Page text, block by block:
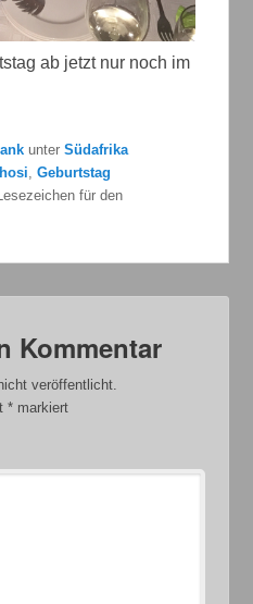
ab jetzt nur noch im
unterSüdafrika
,Geburtstag
für den
Kommentar
veröffentlicht.
* markiert